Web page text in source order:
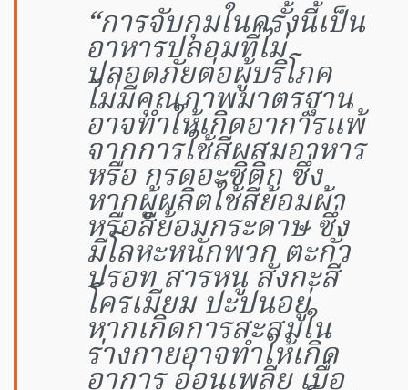
“การจับกุมในครั้งนี้เป็น
อาหารปลอมที่ไม่
ปลอดภัยต่อผู้บริโภค
ไม่มีคุณภาพมาตรฐาน
อาจทำให้เกิดอาการแพ้
จากการใช้สีผสมอาหาร
หรือ กรดอะซิติก ซึ่ง
หากผู้ผลิตใช้สีย้อมผ้า
หรือสีย้อมกระดาษ ซึ่ง
มีโลหะหนักพวก ตะกั่ว
ปรอท สารหนู สังกะสี
โครเมียม ปะปนอยู่
หากเกิดการสะสมใน
ร่างกายอาจทำให้เกิด